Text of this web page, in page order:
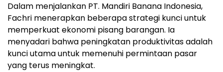
Dalam menjalankan PT. Mandiri Banana Indonesia,
Fachri menerapkan beberapa strategi kunci untuk
memperkuat ekonomi pisang barangan. Ia
menyadari bahwa peningkatan produktivitas adalah
kunci utama untuk memenuhi permintaan pasar
yang terus meningkat.